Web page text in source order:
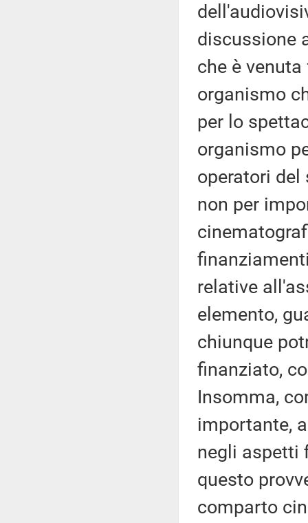
discussione
che è
organismo
per lo
organismo
operatori del
non per
relative
elemento,
chiunque
finanziato,
Insomma,
importante,
negli aspetti
questo
comparto